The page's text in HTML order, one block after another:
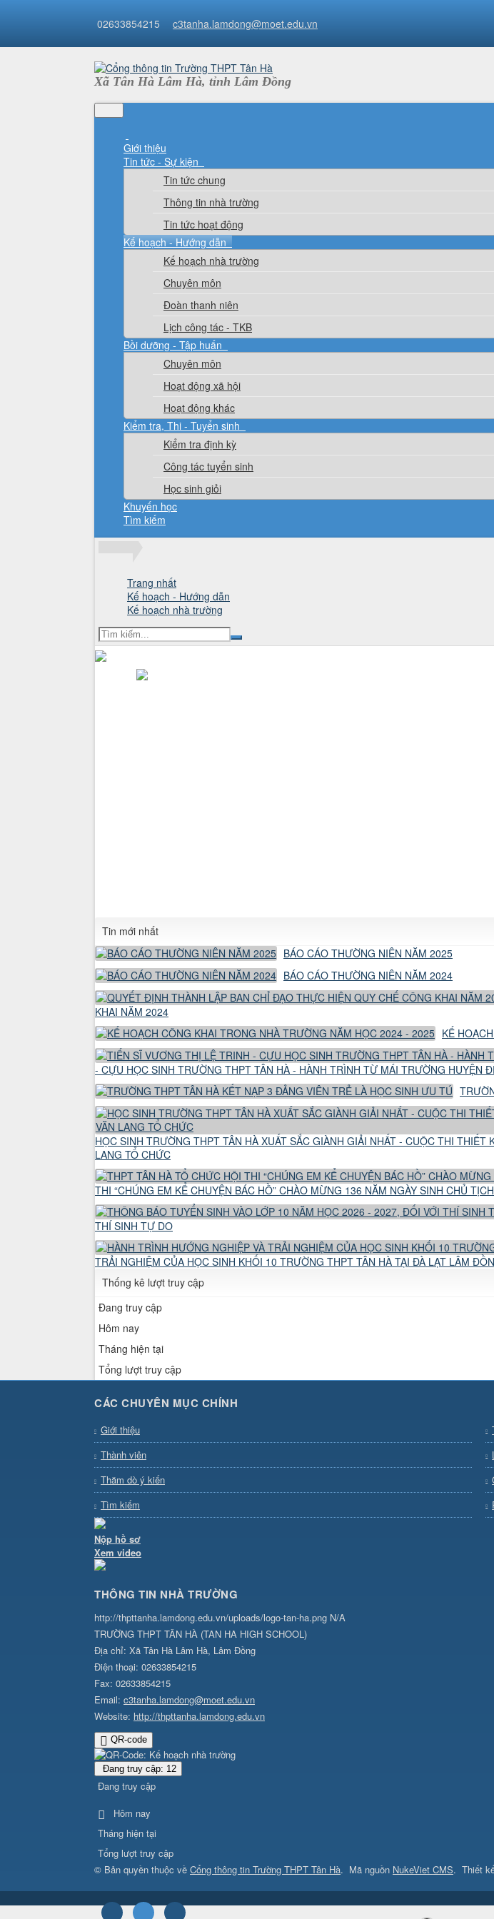
02633854215 c3tanha.lamdong@moet.edu.vn
Xã Tân Hà Lâm Hà, tỉnh Lâm Đồng
Giới thiệu
Tin tức - Sự kiện
Tin tức chung
Thông tin nhà trường
Tin tức hoạt động
Kế hoạch - Hướng dẫn
Kế hoạch nhà trường
Chuyên môn
Đoàn thanh niên
Lịch công tác - TKB
Bồi dưỡng - Tập huấn
Chuyên môn
Hoạt động xã hội
Hoạt động khác
Kiểm tra, Thi - Tuyển sinh
Kiểm tra định kỳ
Công tác tuyển sinh
Học sinh giỏi
Khuyến học
Tìm kiếm
Trang nhất
Kế hoạch - Hướng dẫn
Kế hoạch nhà trường
Tin mới nhất
BÁO CÁO THƯỜNG NIÊN NĂM 2025
BÁO CÁO THƯỜNG NIÊN NĂM 2024
KHAI NĂM 2024
KẾ
- CỰU HỌC SINH TRƯỜNG THPT TÂN HÀ - HÀNH TRÌNH TỪ MÁI TRƯỜNG HUYỆN
HỌC SINH TRƯỜNG THPT TÂN HÀ XUẤT SẮC GIÀNH GIẢI NHẤT - CUỘC THI
LANG TỔ CHỨC
THI “CHÚNG EM KỂ CHUYỆN BÁC HỒ” CHÀO MỪNG 136 NĂM NGÀY SINH CHỦ
THÍ SINH TỰ DO
TRẢI NGHIỆM CỦA HỌC SINH KHỐI 10 TRƯỜNG THPT TÂN HÀ TẠI ĐÀ LẠT LÂM
Thống kê lượt truy cập
Đang truy cập
Hôm nay
Tháng hiện tại
Tổng lượt truy cập
CÁC CHUYÊN MỤC CHÍNH
Giới thiệu
Thành viên
Thăm dò ý kiến
Tìm kiếm
Nộp hồ sơ
Xem video
THÔNG TIN NHÀ TRƯỜNG
http://thpttanha.lamdong.edu.vn/uploads/logo-tan-ha.png N/A
TRƯỜNG THPT TÂN HÀ (TAN HA HIGH SCHOOL)
Địa chỉ: Xã Tân Hà Lâm Hà, Lâm Đồng
Điện thoại: 02633854215
Fax: 02633854215
Email: c3tanha.lamdong@moet.edu.vn
Website: http://thpttanha.lamdong.edu.vn
QR-code
Đang truy cập: 12
Đang truy cập
Hôm nay
Tháng hiện tại
Tổng lượt truy cập
© Bản quyền thuộc về Cổng thông tin Trường THPT Tân Hà. Mã nguồn NukeViet CMS. Thiết